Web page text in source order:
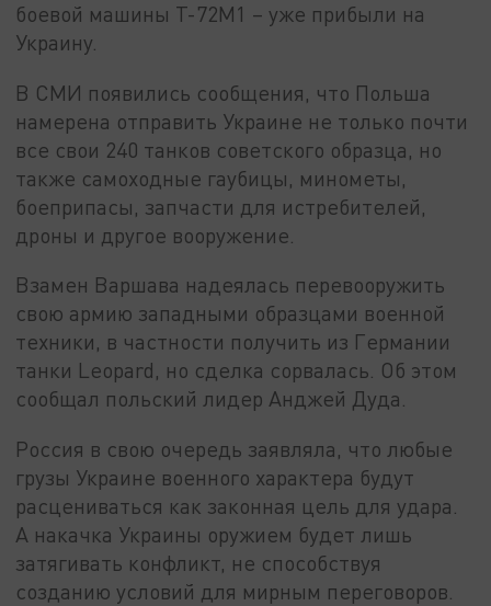
боевой машины Т-72М1 – уже прибыли на
Украину.
В СМИ появились сообщения, что Польша
намерена отправить Украине не только почти
все свои 240 танков советского образца, но
также самоходные гаубицы, минометы,
боеприпасы, запчасти для истребителей,
дроны и другое вооружение.
Взамен Варшава надеялась перевооружить
свою армию западными образцами военной
техники, в частности получить из Германии
танки Leopard, но сделка сорвалась. Об этом
сообщал польский лидер Анджей Дуда.
Россия в свою очередь заявляла, что любые
грузы Украине военного характера будут
расцениваться как законная цель для удара.
А накачка Украины оружием будет лишь
затягивать конфликт, не способствуя
созданию условий для мирным переговоров.